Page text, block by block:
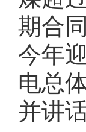
期合
今年
电总
并讲